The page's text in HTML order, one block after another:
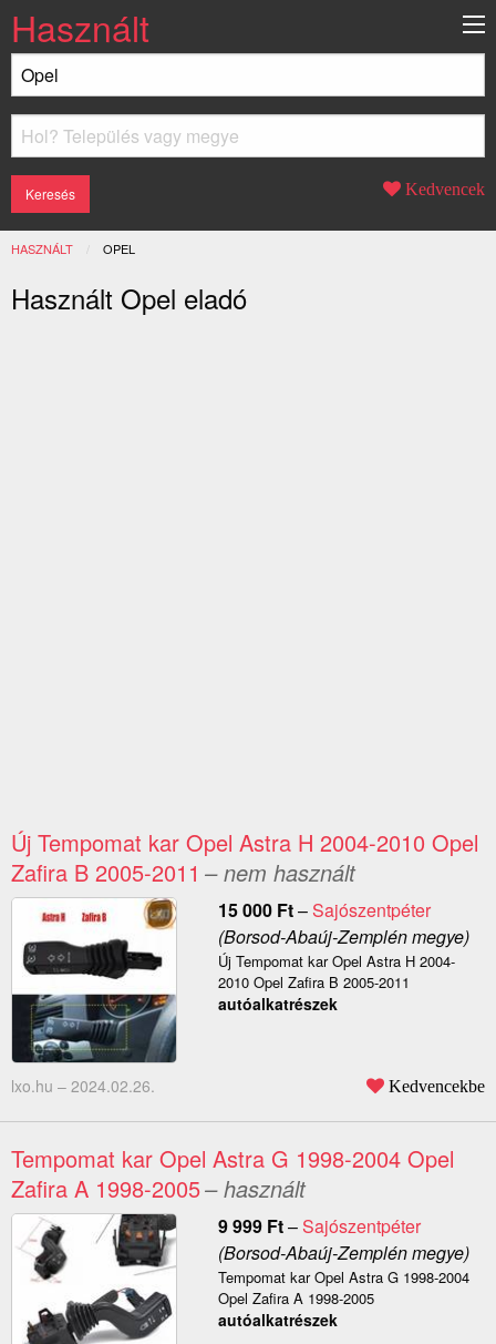
Használt
Kedvencek
HASZNÁLT JELENLEGI:
OPEL
Használt Opel eladó
Új Tempomat kar Opel Astra H 2004-2010 Opel
Zafira B 2005-2011 – nem használt
15 000 Ft–Sajószentpéter
(Borsod-Abaúj-Zemplén megye)
Új Tempomat kar Opel Astra H 2004-
2010 Opel Zafira B 2005-2011
autóalkatrészek
lxo.hu – 2024.02.26. Kedvencekbe
Tempomat kar Opel Astra G 1998-2004 Opel
Zafira A 1998-2005– használt
9 999 Ft–Sajószentpéter
(Borsod-Abaúj-Zemplén megye)
Tempomat kar Opel Astra G 1998-2004
Opel Zafira A 1998-2005
autóalkatrészek